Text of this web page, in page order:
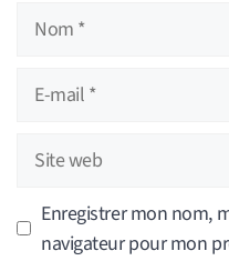
Nom
Site
web
Enregistrer mon nom,
navigateur pour mon